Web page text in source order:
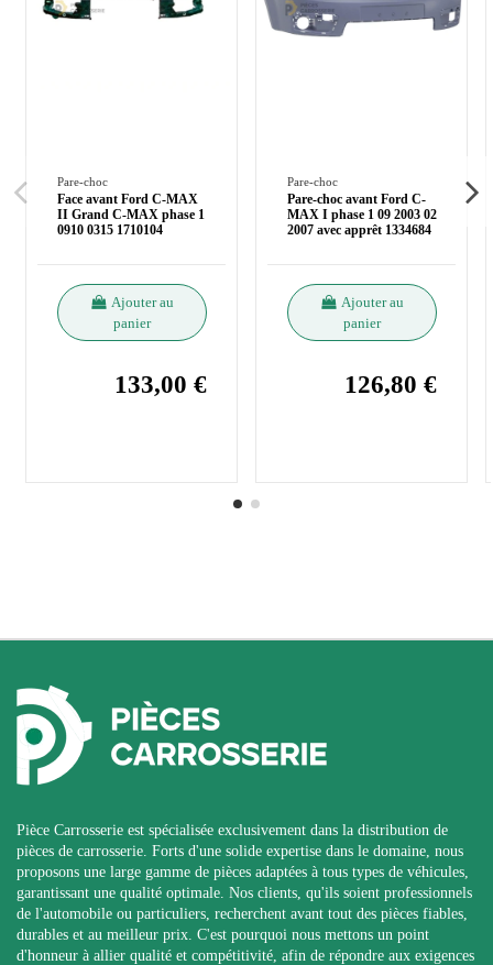
Pare-choc
Face avant Ford C-MAX
II Grand C-MAX phase 1
0910 0315 1710104
Ajouter au
panier
133,00 €
Pare-choc
Pare-choc avant Ford C-
MAX I phase 1 09 2003 02
2007 avec apprêt 1334684
Ajouter au
panier
126,80 €
Pièce Carrosserie est spécialisée exclusivement dans la distribution de
pièces de carrosserie. Forts d'une solide expertise dans le domaine, nous
proposons une large gamme de pièces adaptées à tous types de véhicules,
garantissant une qualité optimale. Nos clients, qu'ils soient professionnels
de l'automobile ou particuliers, recherchent avant tout des pièces fiables,
durables et au meilleur prix. C'est pourquoi nous mettons un point
d'honneur à allier qualité et compétitivité, afin de répondre aux exigences